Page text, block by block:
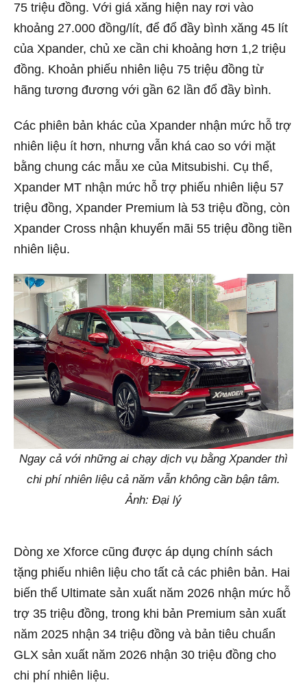
75 triệu đồng. Với giá xăng hiện nay rơi vào
khoảng 27.000 đồng/lít, để đổ đầy bình xăng 45 lít
của Xpander, chủ xe cần chi khoảng hơn 1,2 triệu
đồng. Khoản phiếu nhiên liệu 75 triệu đồng từ
hãng tương đương với gần 62 lần đổ đầy bình.
Các phiên bản khác của Xpander nhận mức hỗ trợ
nhiên liệu ít hơn, nhưng vẫn khá cao so với mặt
bằng chung các mẫu xe của Mitsubishi. Cụ thể,
Xpander MT nhận mức hỗ trợ phiếu nhiên liệu 57
triệu đồng, Xpander Premium là 53 triệu đồng, còn
Xpander Cross nhận khuyến mãi 55 triệu đồng tiền
nhiên liệu.
Ngay cả với những ai chạy dịch vụ bằng Xpander thì
chi phí nhiên liệu cả năm vẫn không cần bận tâm.
Ảnh: Đại lý
Dòng xe Xforce cũng được áp dụng chính sách
tặng phiếu nhiên liệu cho tất cả các phiên bản. Hai
biến thể Ultimate sản xuất năm 2026 nhận mức hỗ
trợ 35 triệu đồng, trong khi bản Premium sản xuất
năm 2025 nhận 34 triệu đồng và bản tiêu chuẩn
GLX sản xuất năm 2026 nhận 30 triệu đồng cho
chi phí nhiên liệu.